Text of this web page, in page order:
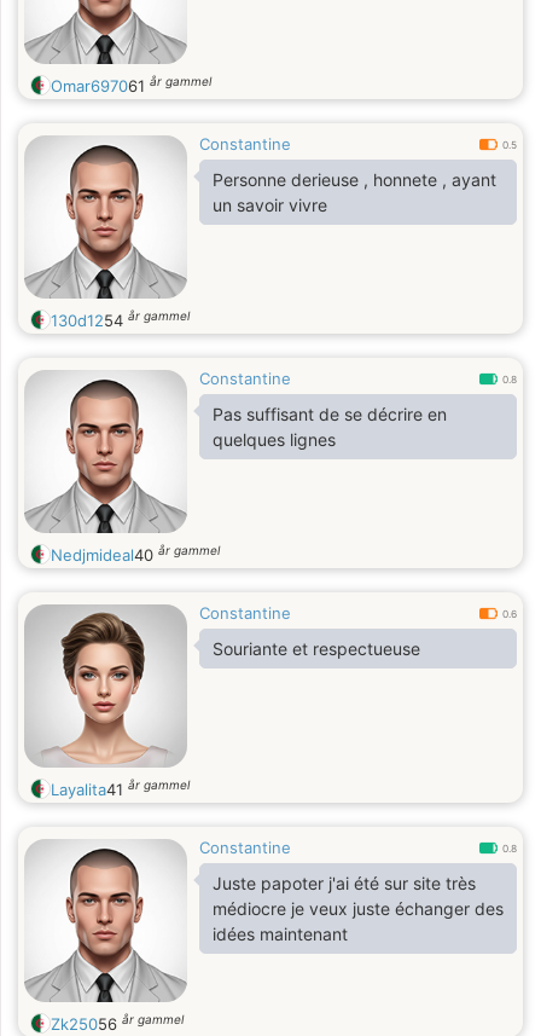
Omar697061 år gammel
Constantine 0.5
Personne derieuse , honnete , ayant
un savoir vivre
130d1254 år gammel
Constantine 0.8
Pas suffisant de se décrire en
quelques lignes
Nedjmideal40 år gammel
Constantine 0.6
Souriante et respectueuse
Layalita41 år gammel
Constantine 0.8
Juste papoter j'ai été sur site très
médiocre je veux juste échanger des
idées maintenant
Zk25056 år gammel